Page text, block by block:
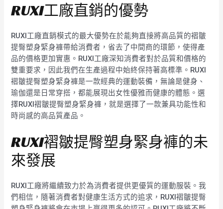
RUXI工廠直銷的優勢
RUXI工廠直銷模式的最大優勢在於能夠直接將高品質的褶皺
提臀塑身緊身褲帶給消費者，省去了中間商的環節，使得產
品的價格更加實惠。RUXI工廠深知消費者對於品質和價格的
雙重要求，因此我們在生產過程中始終保持著高標準。RUXI
褶皺提臀塑身緊身褲是一款經典的運動裝備，無論是健身、
瑜伽還是日常穿搭，都能展現出女性優雅而健康的體態。選
擇RUXI褶皺提臀塑身緊身褲，就是選擇了一款兼具功能性和
時尚感的高品質產品。
RUXI褶皺提臀塑身緊身褲的未
來發展
RUXI工廠將繼續致力於為消費者提供更優質的運動服裝。我
們相信，隨著消費者對健康生活方式的追求，RUXI褶皺提臀